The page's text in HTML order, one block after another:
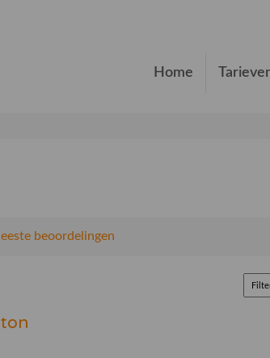
Home
beoordelingen